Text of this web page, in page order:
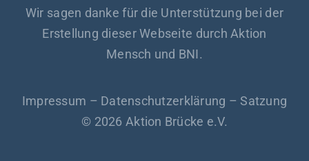
Wir sagen danke für die Unterstützung bei der
Erstellung dieser Webseite durch Aktion
Mensch und BNI.
Impressum – Datenschutzerklärung – Satzung
© 2026 Aktion Brücke e.V.